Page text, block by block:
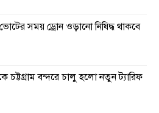
সময় ড্রোন ওড়ানো নিষিদ্ধ থাকবে
চট্টগ্রাম বন্দরে চালু হলো নতুন ট্যারিফ